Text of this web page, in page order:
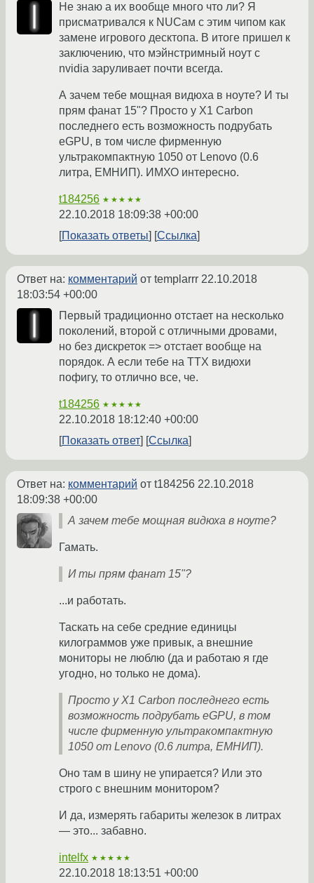
Не знаю а их вообще много что ли? Я
присматривался к NUCам с этим чипом как
замене игрового десктопа. В итоге пришел к
заключению, что мэйнстримный ноут с
nvidia заруливает почти всегда.
А зачем тебе мощная видюха в ноуте? И ты
прям фанат 15"? Просто у X1 Carbon
последнего есть возможность подрубать
eGPU, в том числе фирменную
ультракомпактную 1050 от Lenovo (0.6
литра, ЕМНИП). ИМХО интересно.
t184256 ★★★★★
22.10.2018 18:09:38 +00:00
Показать ответы
Ссылка
Ответ на: комментарий от templarrr 22.10.2018
18:03:54 +00:00
Первый традиционно отстает на несколько
поколений, второй с отличными дровами,
но без дискреток => отстает вообще на
порядок. А если тебе на ТТХ видюхи
пофигу, то отлично все, че.
t184256 ★★★★★
22.10.2018 18:12:40 +00:00
Показать ответ
Ссылка
Ответ на: комментарий от t184256 22.10.2018
18:09:38 +00:00
А зачем тебе мощная видюха в ноуте?
Гамать.
И ты прям фанат 15"?
...и работать.
Таскать на себе средние единицы
килограммов уже привык, а внешние
мониторы не люблю (да и работаю я где
угодно, но только не дома).
Просто у X1 Carbon последнего есть
возможность подрубать eGPU, в том
числе фирменную ультракомпактную
1050 от Lenovo (0.6 литра, ЕМНИП).
Оно там в шину не упирается? Или это
строго с внешним монитором?
И да, измерять габариты железок в литрах
— это... забавно.
intelfx ★★★★★
22.10.2018 18:13:51 +00:00